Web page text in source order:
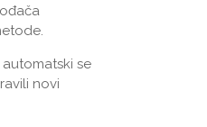
se
novi